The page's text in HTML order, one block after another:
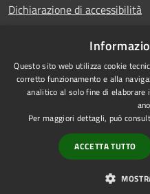
Dichiarazione di accessibilità
RSS
Accessibilità
Privacy
Mappa del sito
Questo sito web utilizza cookie
corretto funzionamento e alla
analitico al solo fine di
Per maggiori dettagli, può
ACCETTA TUTTO